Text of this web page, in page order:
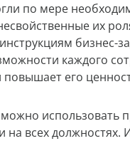
по мере
их
бизнес-
каждого
повышает его
использовать
на всех должностях.